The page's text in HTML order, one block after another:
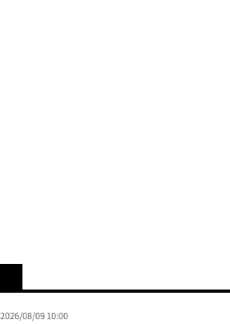
2026/08/09 10:00